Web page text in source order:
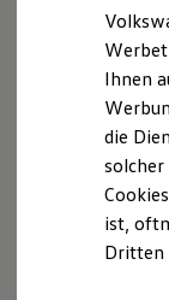
R-
we
Besitzer und
Service
Der Inhalt
zugänglich
vorbehalten.
Sollten wir
anderen
wir auf
distanzieren
Inhalten der
Ihnen
die
solcher
ist,
Dritten